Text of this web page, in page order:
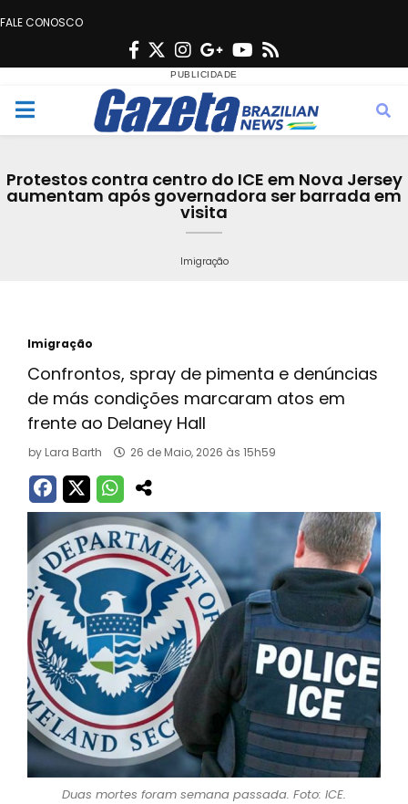
FALE CONOSCO
F
c
e
o
T
w
i
t
e
n
s
t
g
r
a
m
G
o
o
g
e
Y
u
t
b
s
M
n
Protestos contra centro do ICE em Nova Jersey
aumentam após governadora ser barrada em
visita
Imigração
Imigração
Confrontos, spray de pimenta e denúncias
de más condições marcaram atos em
frente ao Delaney Hall
by Lara Barth 26 de Maio, 2026 às 15h59
Duas mortes foram semana passada. Foto: ICE.